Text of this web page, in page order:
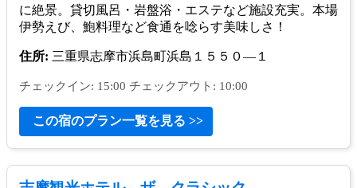
に絶景。貸切風呂・岩盤浴・エステなど施設充実。本場
伊勢えび、鮑料理など食通を唸らす美味しさ！
住所: 三重県志摩市浜島町浜島１５５０―１
チェックイン: 15:00 チェックアウト: 10:00
この宿のプラン一覧を見る >>